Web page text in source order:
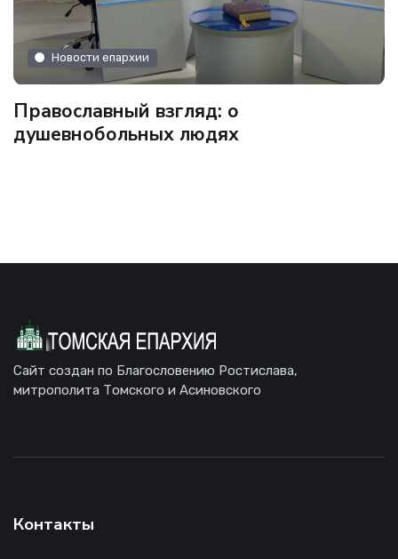
Новости епархии
Православный взгляд: о
душевнобольных людях
Сайт создан по Благословению Ростислава,
митрополита Томского и Асиновского
Контакты